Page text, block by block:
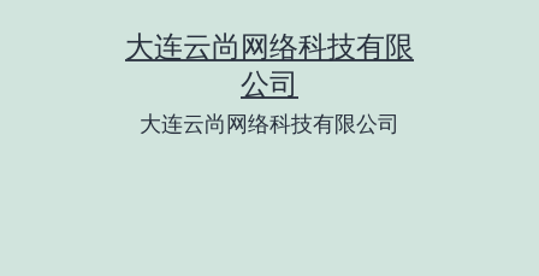
大连云尚网络科技有限
公司
大连云尚网络科技有限公司